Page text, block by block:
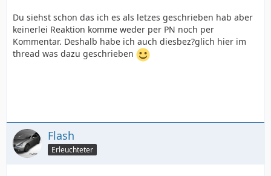
Du siehst schon das ich es als letzes geschrieben hab aber
keinerlei Reaktion komme weder per PN noch per
Kommentar. Deshalb habe ich auch diesbez?glich hier im
thread was dazu geschrieben
Flash
Erleuchteter